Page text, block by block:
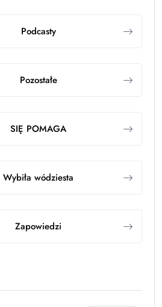
Podcasty
Pozostałe
SIĘ POMAGA
Wybiła wódziesta
Zapowiedzi